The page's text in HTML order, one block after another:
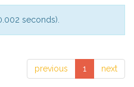
seconds).
previous 1 next